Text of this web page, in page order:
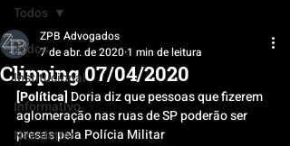
Todos
Institucional
Informativo
Newsletter
Todos
Clipping 07/04/2020
ZPB Advogados
7 de abr. de 2020 1 min de leitura
[Política] Doria diz que pessoas que fizerem
aglomeração nas ruas de SP poderão ser
presas pela Polícia Militar